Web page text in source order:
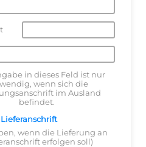
in dieses Feld ist nur
wenn sich die
im Ausland
befindet.
wenn die Lieferung an
erfolgen soll)